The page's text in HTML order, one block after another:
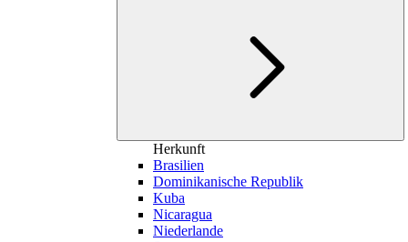
Herkunft
Brasilien
Dominikanische Republik
Kuba
Nicaragua
Niederlande